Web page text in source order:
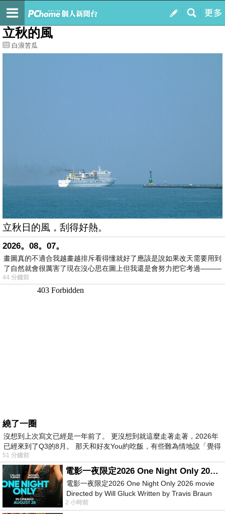
我的
最新文章
立秋的風
白浪苦瓜
立秋日的風，刮得好熱。
2026。08。07。
畫圖真的不適合我越畫越排斥看得懂就好了應該是說如果改天需要用到
了自然就會很厲害了現在沒心思在圖上但我還是會努力把它考過———
44 分鐘前
繞了一圈
沒想到上次寫文已經是一年前了。 更沒想到就這麼走著走著，2026年
已經來到了Q3的8月。 那天和好友You約吃飯，有些難為情地說「覺得
51 分鐘前
電影一夜限定2026 One Night Only 2026 movie
電影一夜限定2026 One Night Only 2026 movie
Directed by Will Gluck Written by Travis Braun
Starring Monica Barbaro
2 小時前